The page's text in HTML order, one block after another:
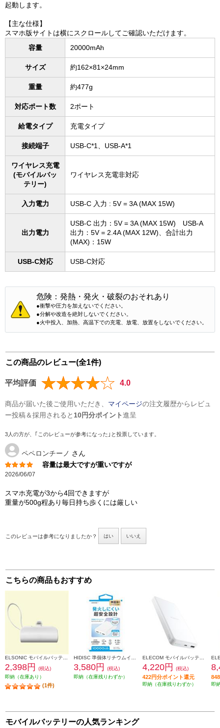
起動します。
【主な仕様】
スマホ版サイトは横にスクロールしてご確認いただけます。
容量
20000mAh
サイズ 約162×81×24mm
重量 約477g
対応ポート数 2ポート
給電タイプ 充電タイプ
接続端子 USB-C*1、USB-A*1
ワイヤレス充電
(モバイルバッ
テリー)
ワイヤレス充電非対応
入力電力 USB-C 入力 : 5V = 3A (MAX 15W)
出力電力
USB-C 出力：5V = 3A (MAX 15W) USB-A
出力：5V = 2.4A (MAX 12W)、合計出力
(MAX)：15W
USB-C対応 USB-C対応
危険：発熱・発火・破裂のおそれあり
●衝撃や圧力を加えないでください。
●分解や改造を絶対しないでください。
●火中投入、加熱、高温下での充電、放電、放置をしないでください。
この商品のレビュー(全1件)
平均評価 4.0
商品が届いた後ご使用いただき、 マイページの注文履歴からレビュ
ー投稿＆採用されると 10円分ポイント進呈
3人の方が、｢このレビューが参考になった｣と投票しています。
ペペロンチーノ さん
容量は最大ですが重いですが
2026/06/07
スマホ充電が3から4回できますが
重量が500g程あり毎日持ち歩くには厳しい
このレビューは参考になりましたか？ はい いいえ
こちらの商品もおすすめ
2,398円
(税込)
即納（在庫あり）
(1件)
3,580円
(税込)
即納（在庫残りわずか）
4,220円 (税込)
422円分ポイント還元
即納（在庫残りわずか） 即
モバイルバッテリーの人気ランキング